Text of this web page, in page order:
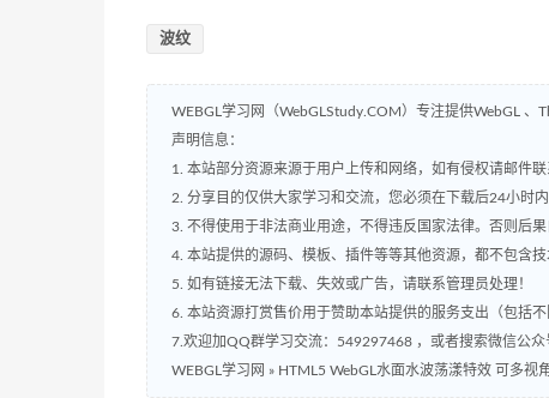
波纹
WEBGL学习网（WebGLStudy.COM）专注提供WebGL 、
声明信息：
1. 本站部分资源来源于用户上传和网络，如有侵权请邮件
2. 分享目的仅供大家学习和交流，您必须在下载后24小时内
3. 不得使用于非法商业用途，不得违反国家法律。否则后果
4. 本站提供的源码、模板、插件等等其他资源，都不包含技
5. 如有链接无法下载、失效或广告，请联系管理员处理！
6. 本站资源打赏售价用于赞助本站提供的服务支出（包括
7.欢迎加QQ群学习交流：549297468 ，或者搜索微信公众
WEBGL学习网 » HTML5 WebGL水面水波荡漾特效 可多视